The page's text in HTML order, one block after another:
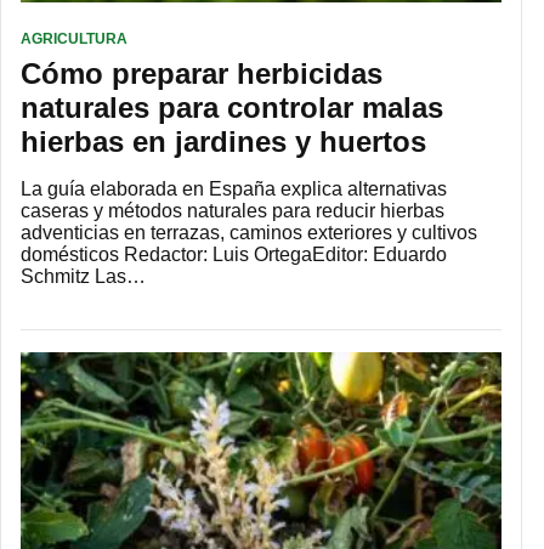
AGRICULTURA
Cómo preparar herbicidas
naturales para controlar malas
hierbas en jardines y huertos
La guía elaborada en España explica alternativas
caseras y métodos naturales para reducir hierbas
adventicias en terrazas, caminos exteriores y cultivos
domésticos Redactor: Luis OrtegaEditor: Eduardo
Schmitz Las…